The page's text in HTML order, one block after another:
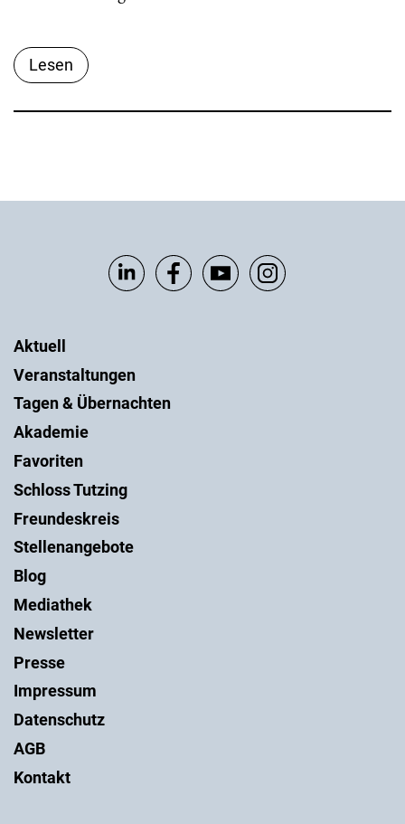
Lesen
Aktuell
Veranstaltungen
Tagen & Übernachten
Akademie
Favoriten
Schloss Tutzing
Freundeskreis
Stellenangebote
Blog
Mediathek
Newsletter
Presse
Impressum
Datenschutz
AGB
Kontakt